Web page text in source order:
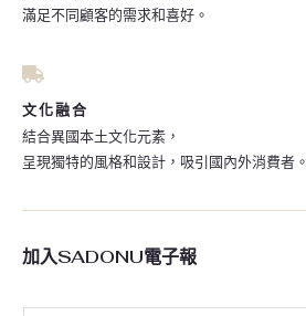
滿足不同顧客的需求和喜好。
文化融合
結合異國本土文化元素，
呈現獨特的風格和設計，吸引國內外消費者。
加入SADONU電子報